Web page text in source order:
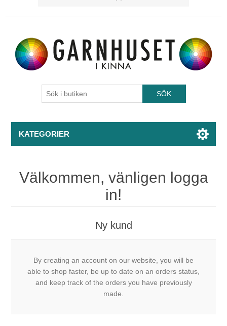
KATEGORIER
Välkommen, vänligen logga
in!
Ny kund
By creating an account on our website, you will be
able to shop faster, be up to date on an orders status,
and keep track of the orders you have previously
made.